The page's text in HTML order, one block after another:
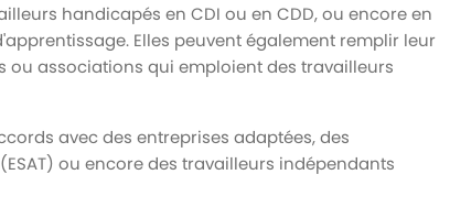
handicapés en CDI ou en CDD, ou encore en
Elles peuvent également remplir leur
associations qui emploient des travailleurs
avec des entreprises adaptées, des
ou encore des travailleurs indépendants